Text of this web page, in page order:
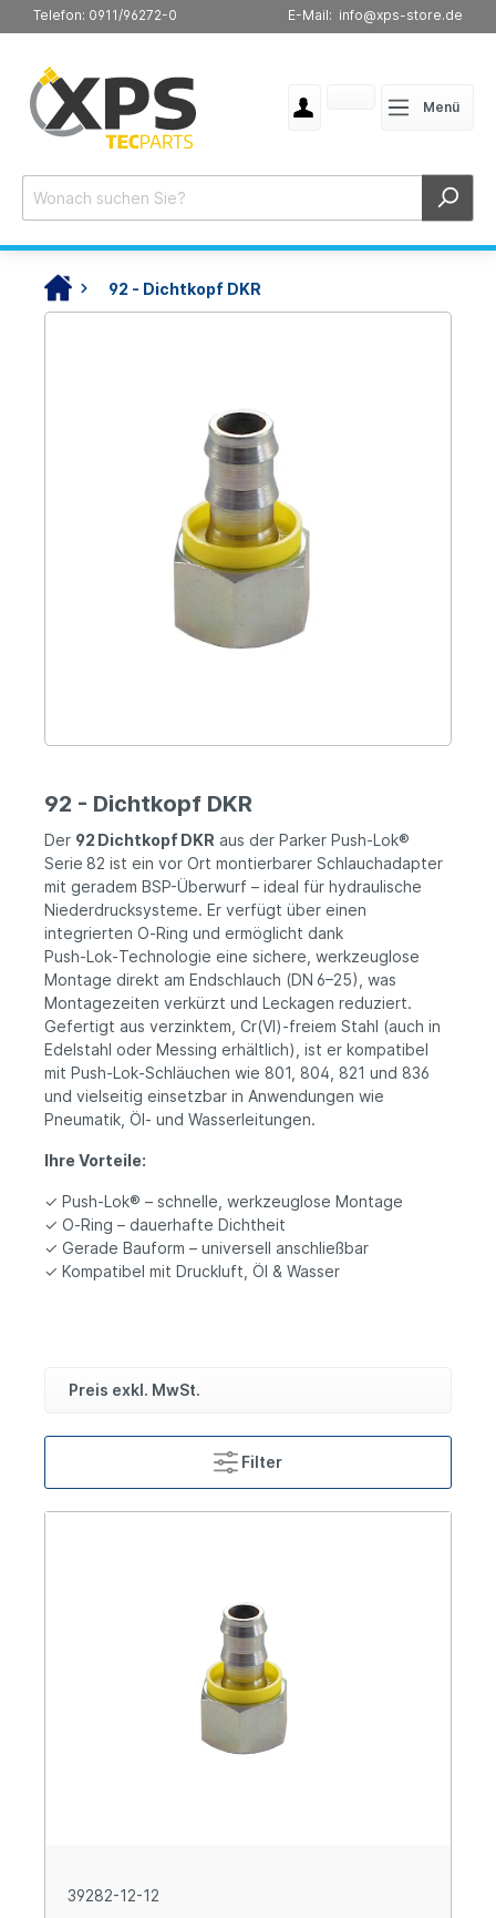
Telefon: 0911/96272-0 E-Mail: info@xps-store.de
Menü
92 - Dichtkopf DKR
92 - Dichtkopf DKR
Der 92 Dichtkopf DKR aus der Parker Push‑Lok®
Serie 82 ist ein vor Ort montierbarer Schlauchadapter
mit geradem BSP-Überwurf – ideal für hydraulische
Niederdrucksysteme. Er verfügt über einen
integrierten O‑Ring und ermöglicht dank
Push‑Lok‑Technologie eine sichere, werkzeuglose
Montage direkt am Endschlauch (DN 6–25), was
Montagezeiten verkürzt und Leckagen reduziert.
Gefertigt aus verzinktem, Cr(VI)-freiem Stahl (auch in
Edelstahl oder Messing erhältlich), ist er kompatibel
mit Push‑Lok‑Schläuchen wie 801, 804, 821 und 836
und vielseitig einsetzbar in Anwendungen wie
Pneumatik, Öl- und Wasserleitungen.
Ihre Vorteile:
✓ Push‑Lok® – schnelle, werkzeuglose Montage
✓ O‑Ring – dauerhafte Dichtheit
✓ Gerade Bauform – universell anschließbar
✓ Kompatibel mit Druckluft, Öl & Wasser
Preis exkl. MwSt.
Filter
39282-12-12